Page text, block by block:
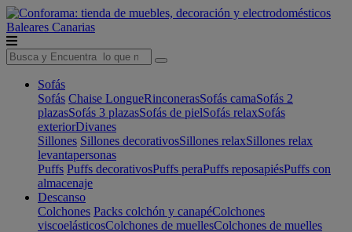
Baleares Canarias
Sofás
Sofás Chaise LongueRinconerasSofás camaSofás 2
plazasSofás 3 plazasSofás de pielSofás relaxSofás
exteriorDivanes
Sillones Sillones decorativosSillones relaxSillones relax
levantapersonas
Puffs Puffs decorativosPuffs peraPuffs reposapiésPuffs con
almacenaje
Descanso
Colchones Packs colchón y canapéColchones
viscoelásticosColchones de muellesColchones de muelles